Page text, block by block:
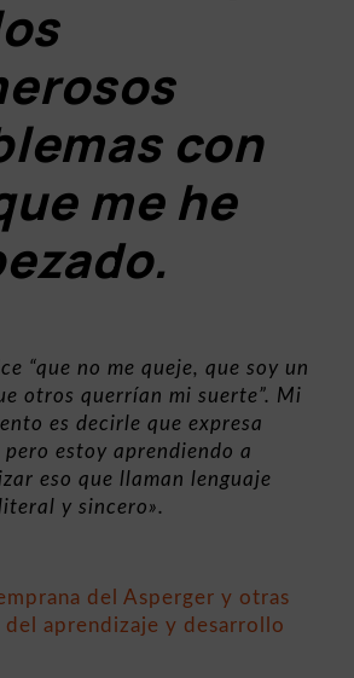
con
me he
“que no me queje, que soy un
otros querrían mi suerte”. Mi
es decirle que expresa
pero estoy aprendiendo a
eso que llaman lenguaje
y sincero».
del Asperger y otras
aprendizaje y desarrollo